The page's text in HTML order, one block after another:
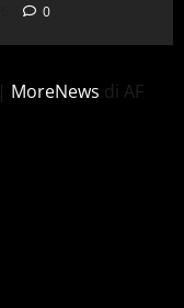
0
| MoreNews di AF